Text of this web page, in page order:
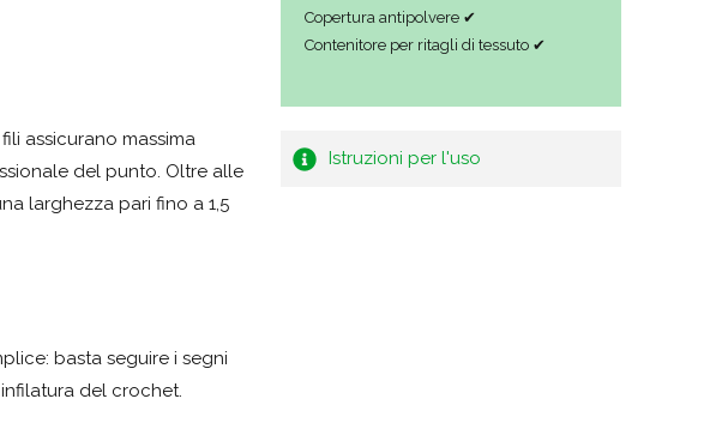
assicurano massima
del punto. Oltre alle
larghezza pari fino a 1,5
basta seguire i segni
del crochet.
Copertura antipolvere ✔
Contenitore per ritagli di tessuto ✔
Istruzioni per l'uso